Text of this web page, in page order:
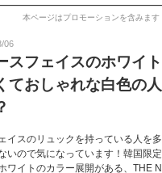
本ページはプロモーションを含みます
06
スフェイスのホワイ
ておしゃれな白色の
イスのリュックを持っている人を
いので気になっています！韓国限
ワイトのカラー展開がある、THE